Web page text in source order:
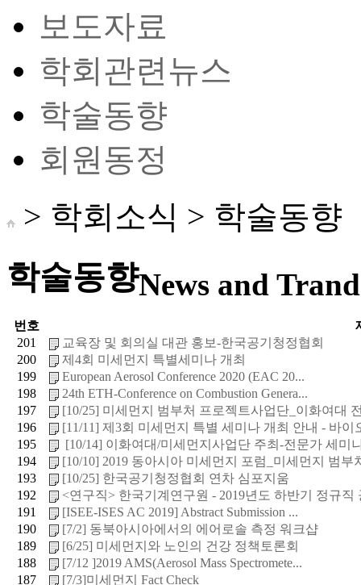
보도자료
학회관련뉴스
학술동향
회원동정
> 학회소식 > 학술동향
학술동향News and
번호
201
교육장 및 회의실 대관 홍보-한국공기청정협회
200
제4회 미세먼지 특별세미나 개최
199
European Aerosol Conference 2020 (EAC 20...
198
24th ETH-Conference on Combustion Genera...
197
[10/25] 미세먼지 범부처 프로젝트사업단_이화여대
196
[11/11] 제3회 미세먼지 특별 세미나 개최 안내 - 바이
195
[10/14] 이화여대/미세먼지사업단 주최-전문가 세미
194
[10/10] 2019 동아시아 미세먼지 포럼_미세먼지 범부
193
[10/25] 한국공기청정협회 연차 심포지움
192
<연구직> 한국기계연구원 - 2019년도 하반기 정규직
191
[ISEE-ISES AC 2019] Abstract Submission ...
190
[7/2] 동북아시아에서의 에어로솔 측정 워크샵
189
[6/25] 미세먼지와 노인의 건강 정책토론회
188
[7/12 ]2019 AMS(Aerosol Mass Spectromete...
187
[7/3]미세먼지 Fact Check